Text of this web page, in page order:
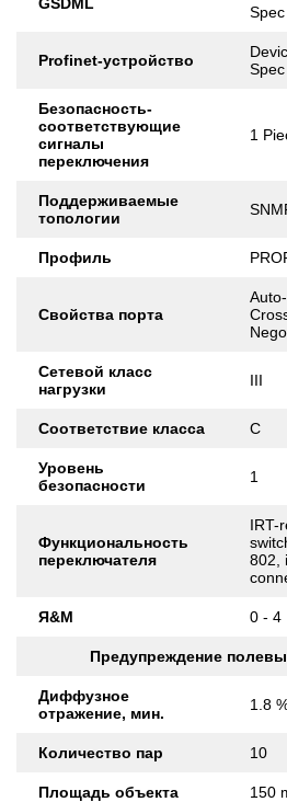
Profinet-устройство
Безопасность-
соответствующие
сигналы
переключения
1
Поддерживаемые
топологии
Профиль
Свойства порта
Сетевой класс
нагрузки
III
Соответствие класса C
Уровень
безопасности
1
Функциональность
переключателя
IRT-
802,
Я&М 0 - 4
Предупреждение
Диффузное
отражение, мин.
1.8
Количество пар 10
Площадь объекта 150